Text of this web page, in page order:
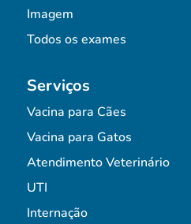
Imagem
Todos os exames
Serviços
Vacina para Cães
Vacina para Gatos
Atendimento Veterinário
UTI
Internação